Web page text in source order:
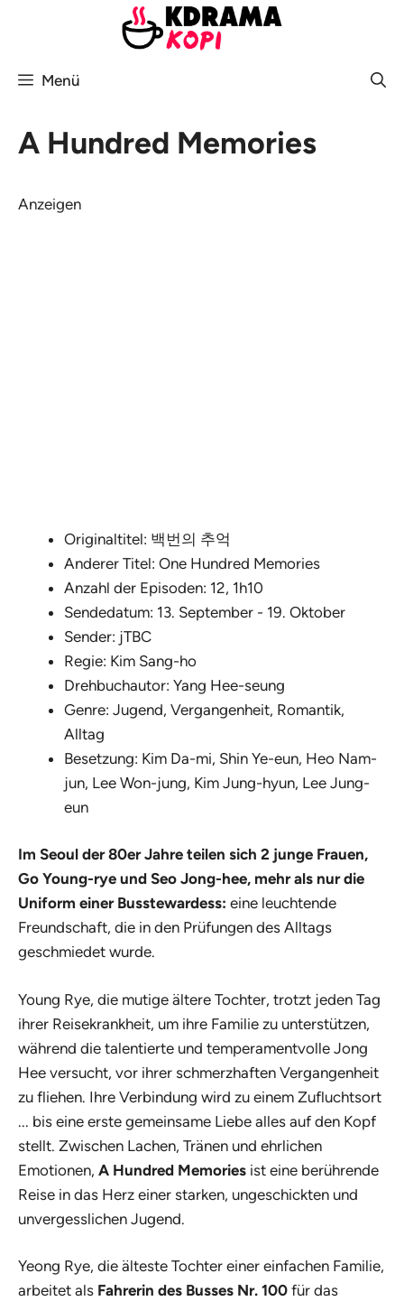
Menü
A Hundred Memories
Anzeigen
Originaltitel: 백번의 추억
Anderer Titel: One Hundred Memories
Anzahl der Episoden: 12, 1h10
Sendedatum: 13. September - 19. Oktober
Sender: jTBC
Regie: Kim Sang-ho
Drehbuchautor: Yang Hee-seung
Genre: Jugend, Vergangenheit, Romantik,
Alltag
Besetzung: Kim Da-mi, Shin Ye-eun, Heo Nam-
jun, Lee Won-jung, Kim Jung-hyun, Lee Jung-
eun
Im Seoul der 80er Jahre teilen sich 2 junge Frauen,
Go Young-rye und Seo Jong-hee, mehr als nur die
Uniform einer Busstewardess: eine leuchtende
Freundschaft, die in den Prüfungen des Alltags
geschmiedet wurde.
Young Rye, die mutige ältere Tochter, trotzt jeden Tag
ihrer Reisekrankheit, um ihre Familie zu unterstützen,
während die talentierte und temperamentvolle Jong
Hee versucht, vor ihrer schmerzhaften Vergangenheit
zu fliehen. Ihre Verbindung wird zu einem Zufluchtsort
... bis eine erste gemeinsame Liebe alles auf den Kopf
stellt. Zwischen Lachen, Tränen und ehrlichen
Emotionen, A Hundred Memories ist eine berührende
Reise in das Herz einer starken, ungeschickten und
unvergesslichen Jugend.
Yeong Rye, die älteste Tochter einer einfachen Familie,
arbeitet als Fahrerin des Busses Nr. 100 für das